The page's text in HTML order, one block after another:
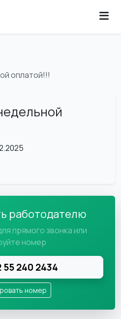
оплатой!!!
работодателю
прямого звонка или
номер
55 240 2434
номер